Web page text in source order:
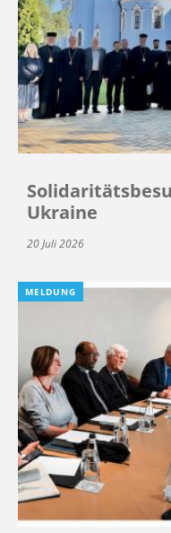
Ukraine
20 Juli 2026
MELDUNG